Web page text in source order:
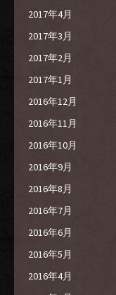
2017年4月
2017年3月
2017年2月
2017年1月
2016年12月
2016年11月
2016年10月
2016年9月
2016年8月
2016年7月
2016年6月
2016年5月
2016年4月